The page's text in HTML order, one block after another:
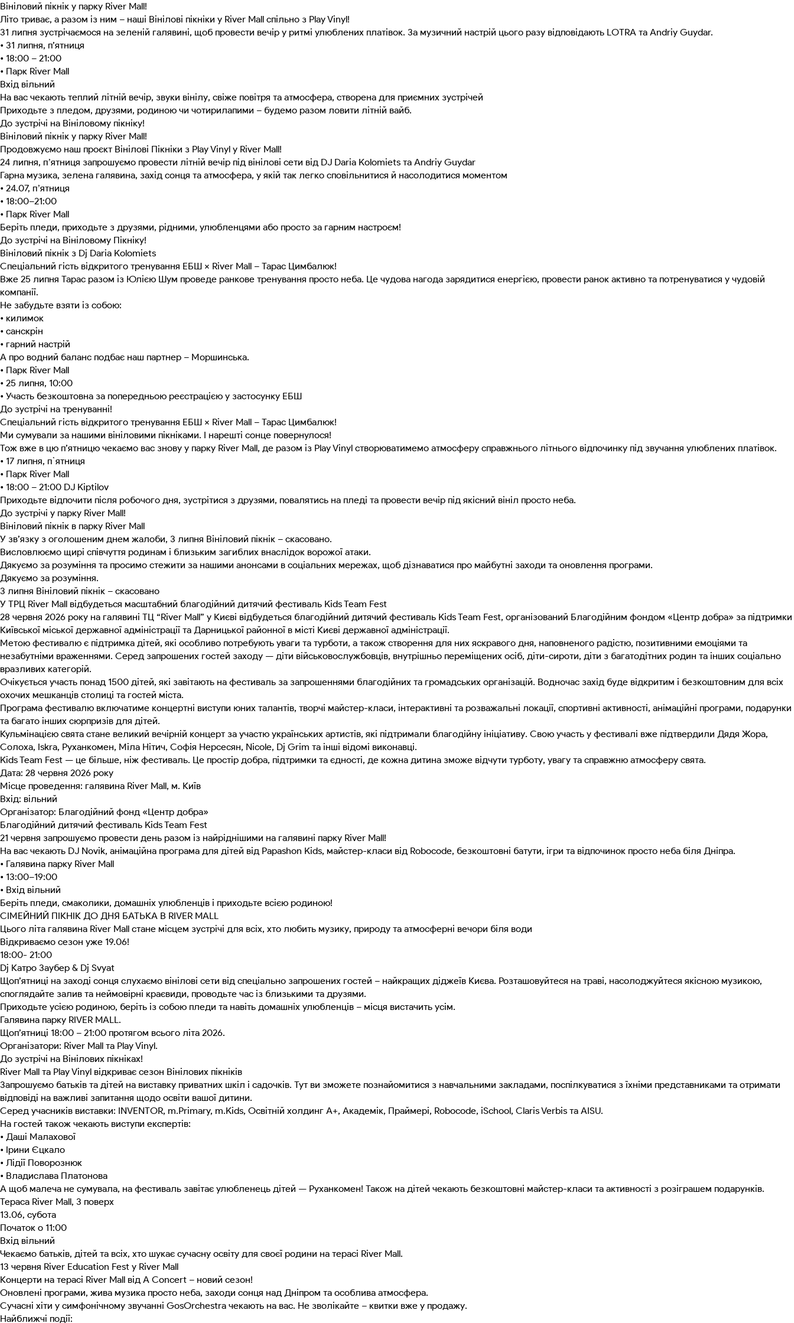
Вініловий пікнік у парку River Mall!
Літо триває, а разом із ним – наші Вінілові пікніки у River Mall спільно з Play Vinyl!
31 липня зустрічаємося на зеленій галявині, щоб провести вечір у ритмі улюблених платівок. За музичний настрій цього разу відповідають LOTRA та Andriy Guydar.
• 31 липня, п’ятниця
• 18:00 – 21:00
• Парк River Mall
Вхід вільний
На вас чекають теплий літній вечір, звуки вінілу, свіже повітря та атмосфера, створена для приємних зустрічей
Приходьте з пледом, друзями, родиною чи чотирилапими – будемо разом ловити літній вайб.
До зустрічі на Вініловому пікніку!
Вініловий пікнік у парку River Mall!
Продовжуємо наш проєкт Вінілові Пікніки з Play Vinyl у River Mall!
24 липня, пʼятниця запрошуємо провести літній вечір під вінілові сети від DJ Daria Kolomiets та Andriy Guydar
Гарна музика, зелена галявина, захід сонця та атмосфера, у якій так легко сповільнитися й насолодитися моментом
• 24.07, пʼятниця
• 18:00–21:00
• Парк River Mall
Беріть пледи, приходьте з друзями, рідними, улюбленцями або просто за гарним настроєм!
До зустрічі на Вініловому Пікніку!
Вініловий пікнік з Dj Daria Kolomiets
Спеціальний гість відкритого тренування ЕБШ × River Mall – Тарас Цимбалюк!
Вже 25 липня Тарас разом із Юлією Шум проведе ранкове тренування просто неба. Це чудова нагода зарядитися енергією, провести ранок активно та потренуватися у чудовій
компанії.
Не забудьте взяти із собою:
• килимок
• санскрін
• гарний настрій
А про водний баланс подбає наш партнер – Моршинська.
• Парк River Mall
• 25 липня, 10:00
• Участь безкоштовна за попередньою реєстрацією у застосунку ЕБШ
До зустрічі на тренуванні!
Спеціальний гість відкритого тренування ЕБШ × River Mall – Тарас Цимбалюк!
Ми сумували за нашими вініловими пікніками. І нарешті сонце повернулося!
Тож вже в цю п’ятницю чекаємо вас знову у парку River Mall, де разом із Play Vinyl створюватимемо атмосферу справжнього літнього відпочинку під звучання улюблених платівок.
• 17 липня, п`ятниця
• Парк River Mall
• 18:00 – 21:00 DJ Kiptilov
Приходьте відпочити після робочого дня, зустрітися з друзями, повалятись на пледі та провести вечір під якісний вініл просто неба.
До зустрічі у парку River Mall!
Вініловий пікнік в парку River Mall
У зв’язку з оголошеним днем жалоби, 3 липня Вініловий пікнік – скасовано.
Висловлюємо щирі співчуття родинам і близьким загиблих внаслідок ворожої атаки.
Дякуємо за розуміння та просимо стежити за нашими анонсами в соціальних мережах, щоб дізнаватися про майбутні заходи та оновлення програми.
Дякуємо за розуміння.
3 липня Вініловий пікнік – скасовано
У ТРЦ River Mall відбудеться масштабний благодійний дитячий фестиваль Kids Team Fest
28 червня 2026 року на галявині ТЦ “River Mall” у Києві відбудеться благодійний дитячий фестиваль Kids Team Fest, організований Благодійним фондом «Центр добра» за підтримки
Київської міської державної адміністрації та Дарницької районної в місті Києві державної адміністрації.
Метою фестивалю є підтримка дітей, які особливо потребують уваги та турботи, а також створення для них яскравого дня, наповненого радістю, позитивними емоціями та
незабутніми враженнями. Серед запрошених гостей заходу — діти військовослужбовців, внутрішньо переміщених осіб, діти-сироти, діти з багатодітних родин та інших соціально
вразливих категорій.
Очікується участь понад 1500 дітей, які завітають на фестиваль за запрошеннями благодійних та громадських організацій. Водночас захід буде відкритим і безкоштовним для всіх
охочих мешканців столиці та гостей міста.
Програма фестивалю включатиме концертні виступи юних талантів, творчі майстер-класи, інтерактивні та розважальні локації, спортивні активності, анімаційні програми, подарунки
та багато інших сюрпризів для дітей.
Кульмінацією свята стане великий вечірній концерт за участю українських артистів, які підтримали благодійну ініціативу. Свою участь у фестивалі вже підтвердили Дядя Жора,
Солоха, Iskra, Руханкомен, Міла Нітич, Софія Нерсесян, Nicole, Dj Grim та інші відомі виконавці.
Kids Team Fest — це більше, ніж фестиваль. Це простір добра, підтримки та єдності, де кожна дитина зможе відчути турботу, увагу та справжню атмосферу свята.
Дата: 28 червня 2026 року
Місце проведення: галявина River Mall, м. Київ
Вхід: вільний
Організатор: Благодійний фонд «Центр добра»
Благодійний дитячий фестиваль Kids Team Fest
21 червня запрошуємо провести день разом із найріднішими на галявині парку River Mall!
На вас чекають DJ Novik, анімаційна програма для дітей від Papashon Kids, майстер-класи від Robocode, безкоштовні батути, ігри та відпочинок просто неба біля Дніпра.
• Галявина парку River Mall
• 13:00–19:00
• Вхід вільний
Беріть пледи, смаколики, домашніх улюбленців і приходьте всією родиною!
СІМЕЙНИЙ ПІКНІК ДО ДНЯ БАТЬКА В RIVER MALL
Цього літа галявина River Mall стане місцем зустрічі для всіх, хто любить музику, природу та атмосферні вечори біля води
Відкриваємо сезон уже 19.06!
18:00- 21:00
Dj Катро Заубер & Dj Svyat
Щоп’ятниці на заході сонця слухаємо вінілові сети від спеціально запрошених гостей – найкращих діджеїв Києва. Розташовуйтеся на траві, насолоджуйтеся якісною музикою,
споглядайте залив та неймовірні краєвиди, проводьте час із близькими та друзями.
Приходьте усією родиною, беріть із собою пледи та навіть домашніх улюбленців – місця вистачить усім.
Галявина парку RIVER MALL.
Щоп’ятниці 18:00 – 21:00 протягом всього літа 2026.
Організатори: River Mall та Play Vinyl.
До зустрічі на Вінілових пікніках!
River Mall та Play Vinyl відкриває сезон Вінілових пікніків
Запрошуємо батьків та дітей на виставку приватних шкіл і садочків. Тут ви зможете познайомитися з навчальними закладами, поспілкуватися з їхніми представниками та отримати
відповіді на важливі запитання щодо освіти вашої дитини.
Серед учасників виставки: INVENTOR, m.Primary, m.Kids, Освітній холдинг А+, Академік, Праймері, Robocode, iSchool, Claris Verbis та AISU.
На гостей також чекають виступи експертів:
• Даші Малахової
• Ірини Єцкало
• Лідії Поворознюк
• Владислава Платонова
А щоб малеча не сумувала, на фестиваль завітає улюбленець дітей — Руханкомен! Також на дітей чекають безкоштовні майстер-класи та активності з розіграшем подарунків.
Тераса River Mall, 3 поверх
13.06, субота
Початок о 11:00
Вхід вільний
Чекаємо батьків, дітей та всіх, хто шукає сучасну освіту для своєї родини на терасі River Mall.
13 червня River Education Fest у River Mall
Концерти на терасі River Mall від A Concert – новий сезон!
Оновлені програми, жива музика просто неба, заходи сонця над Дніпром та особлива атмосфера.
Сучасні хіти у симфонічному звучанні GosOrchestra чекають на вас. Не зволікайте – квитки вже у продажу.
Найближчі події: